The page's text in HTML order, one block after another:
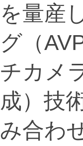
を量産
グ（
チカメ
成）技
み合わ